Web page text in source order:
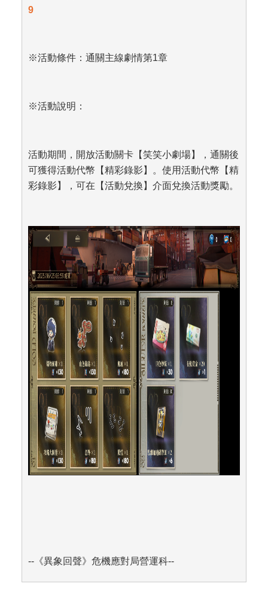
9
※活動條件：通關主線劇情第1章
※活動說明：
活動期間，開放活動關卡【笑笑小劇場】，通關後
可獲得活動代幣【精彩錄影】。使用活動代幣【精
彩錄影】，可在【活動兌換】介面兌換活動獎勵。
--《異象回聲》危機應對局營運科--